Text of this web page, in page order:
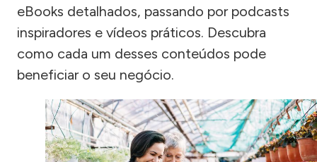
eBooks detalhados, passando por podcasts
inspiradores e vídeos práticos. Descubra
como cada um desses conteúdos pode
beneficiar o seu negócio.